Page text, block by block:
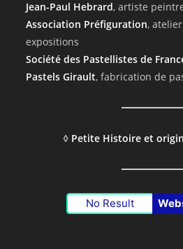
Jean-Paul Hebrard, artiste
Association Préfiguration,
expositions
Société des Pastellistes de
Pastels Girault, fabrication de
◊ Petite Histoire et
No Result